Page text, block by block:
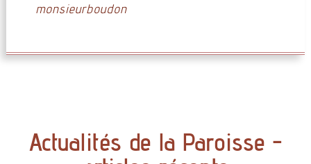
monsieurboudon
Actualités de la Paroisse -